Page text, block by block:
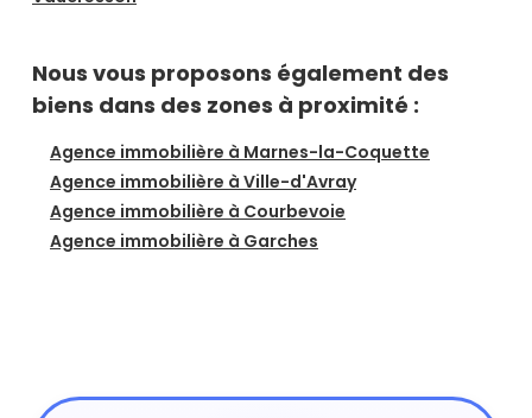
Nous vous proposons également des
biens dans des zones à proximité :
Agence immobilière à Marnes-la-Coquette
Agence immobilière à Ville-d'Avray
Agence immobilière à Courbevoie
Agence immobilière à Garches